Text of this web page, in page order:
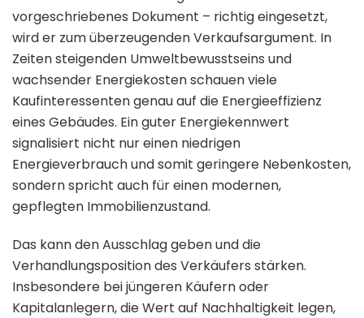
vorgeschriebenes Dokument – richtig eingesetzt,
wird er zum überzeugenden Verkaufsargument. In
Zeiten steigenden Umweltbewusstseins und
wachsender Energiekosten schauen viele
Kaufinteressenten genau auf die Energieeffizienz
eines Gebäudes. Ein guter Energiekennwert
signalisiert nicht nur einen niedrigen
Energieverbrauch und somit geringere Nebenkosten,
sondern spricht auch für einen modernen,
gepflegten Immobilienzustand.
Das kann den Ausschlag geben und die
Verhandlungsposition des Verkäufers stärken.
Insbesondere bei jüngeren Käufern oder
Kapitalanlegern, die Wert auf Nachhaltigkeit legen,